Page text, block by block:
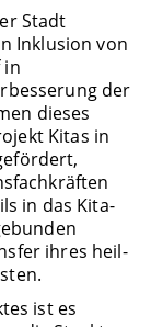
Stadt
Inklusion von
in
der
dieses
Kitas in
in das Kita-
ihres heil-
ist es